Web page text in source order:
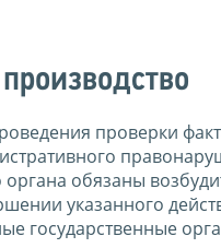
проверки
обязаны
указанного
государственные